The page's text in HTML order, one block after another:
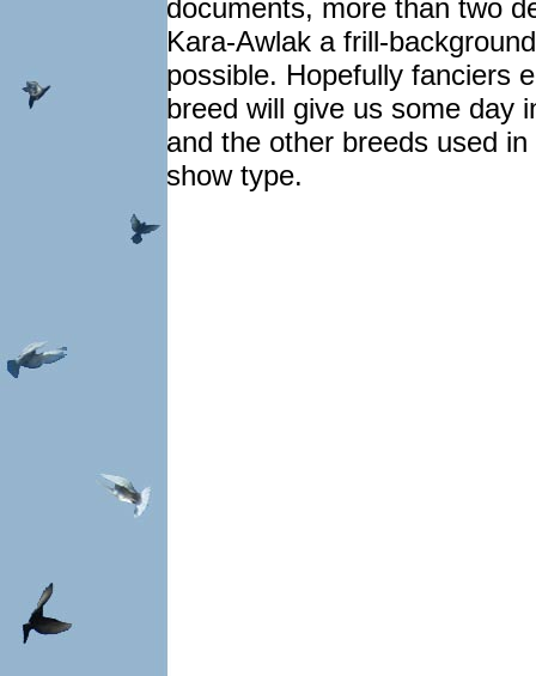
documents, more than two
Kara-Awlak a frill-
possible. Hopefully fanciers
breed will give us some day
and the other breeds used
show type.